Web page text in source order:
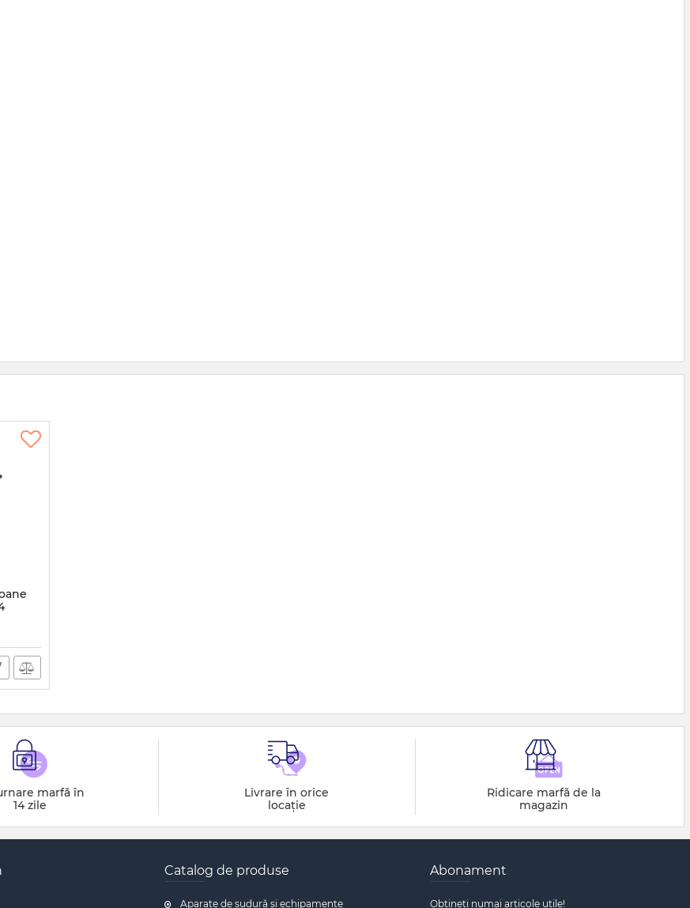
marfă în
14 zile
Livrare în orice
locație
Ridicare marfă de la
magazin
Catalog de produse
Aparate de sudură și echipamente
Abonament
Obțineți numai articole utile!